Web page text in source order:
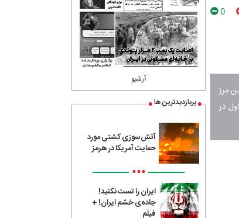
0
مرز
با حمایت همراه اول در
آرشیو
پربازدیدترین ها
آتش‌سوزی کشتی مورد
حمایت آمریکا در هرمز
•••
ایران را تست نکنید!
جاده‌ی خشم ایران! +
فیلم